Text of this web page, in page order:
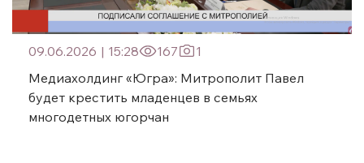
09.06.2026 | 15:28 167
1
Медиахолдинг «Югра»: Митрополит Павел
будет крестить младенцев в семьях
многодетных югорчан